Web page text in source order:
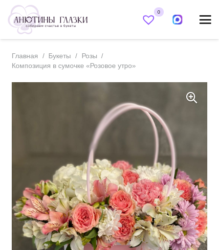
0
Главная / Букеты / Розы /
Композиция в сумочке «Розовое утро»